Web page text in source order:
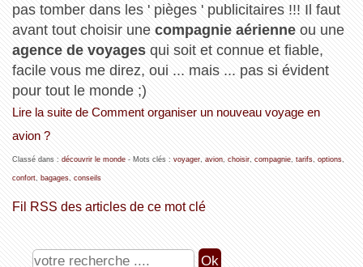
pas tomber dans les ' pièges ' publicitaires !!! Il faut
avant tout choisir une compagnie aérienneou une
agence de voyagesqui soit et connue et fiable,
facile vous me direz, oui ... mais ... pas si évident
pour tout le monde ;)
Lire la suite de Comment organiser un nouveau voyage en
avion ?
Classé dans : découvrir le monde- Mots clés : voyager, avion, choisir, compagnie, tarifs, options,
confort, bagages, conseils
Fil RSS des articles de ce mot clé